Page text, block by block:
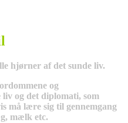
hjørner af det sunde liv.
og
og det diplomati, som
må lære sig til gennemgang
mælk etc.